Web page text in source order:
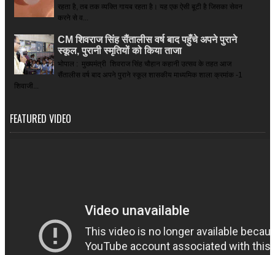
रहता है, तब तक व्यक्ति गायब रहता है। यह एक ऐसी बूटी है जिसका सेवन
करने से व...
CM शिवराज सिंह सैंतालीस वर्ष बाद पहुँचे अपने पुराने
स्कूल, पुरानी स्मृतियों को किया ताजा
भोपाल : मुख्यमंत्री शिवराज सिंह चौहान कहानी उत्सव के तहत आज
सैंतालीस वर्ष बाद अपने पुराने स्कूल शासकीय माध्यमिक शाला क्रमांक -1
शिवाजी...
FEATURED VIDEO